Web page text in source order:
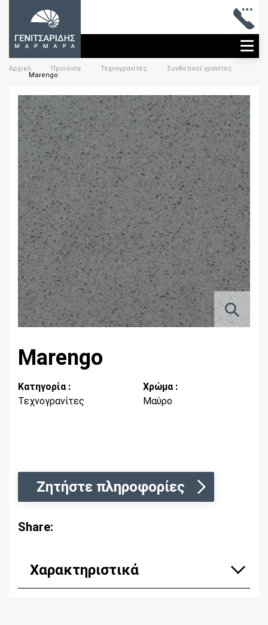
Αρχική Προϊόντα Τεχνογρανίτες
Συνθετικοί γρανίτες
Marengo
Marengo
Κατηγορία :
Τεχνογρανίτες
Χρώμα :
Μαύρο
Ζητήστε πληροφορίες
Share:
Χαρακτηριστικά